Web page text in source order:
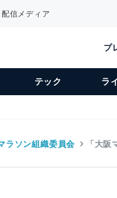
信メディア
プ
テック ラ
ラソン組織委員会 「大